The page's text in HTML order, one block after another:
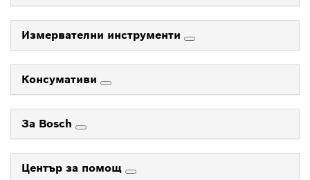
Измервателни инструменти
Консумативи
За Bosch
Център за помощ